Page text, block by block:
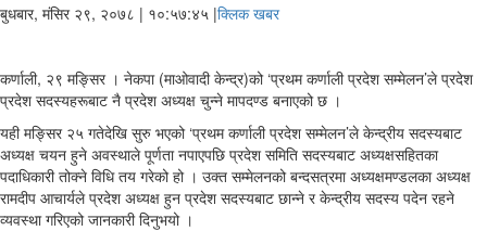
बुधबार, मंसिर २९, २०७८ | १०:५७:४५ |क्लिक खबर
कर्णाली, २९ मङ्सिर । नेकपा (माओवादी केन्द्र)को ‘प्रथम कर्णाली प्रदेश सम्मेलन’ले प्रदेश
प्रदेश सदस्यहरूबाट नै प्रदेश अध्यक्ष चुन्ने मापदण्ड बनाएको छ ।
यही मङ्सिर २५ गतेदेखि सुरु भएको ‘प्रथम कर्णाली प्रदेश सम्मेलन’ले केन्द्रीय सदस्यबाट
अध्यक्ष चयन हुने अवस्थाले पूर्णता नपाएपछि प्रदेश समिति सदस्यबाट अध्यक्षसहितका
पदाधिकारी तोक्ने विधि तय गरेको हो । उक्त सम्मेलनको बन्दसत्रमा अध्यक्षमण्डलका अध्यक्ष
रामदीप आचार्यले प्रदेश अध्यक्ष हुन प्रदेश सदस्यबाट छान्ने र केन्द्रीय सदस्य पदेन रहने
व्यवस्था गरिएको जानकारी दिनुभयो ।